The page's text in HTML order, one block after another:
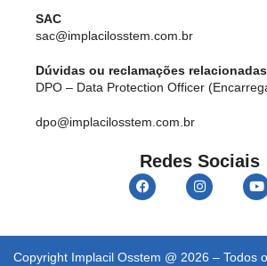
SAC
sac@implacilosstem.com.br
Dúvidas ou reclamações
DPO – Data Protection Officer
dpo@implacilosstem.com.br
Redes Sociais
Copyright Implacil Osstem @ 2026 – Todos